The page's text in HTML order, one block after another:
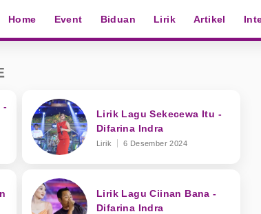
Home Event Biduan Lirik Artikel
-
Lirik Lagu Sekecewa Itu -
Difarina Indra
Lirik 6 Desember 2024
Lirik Lagu Ciinan Bana -
Difarina Indra